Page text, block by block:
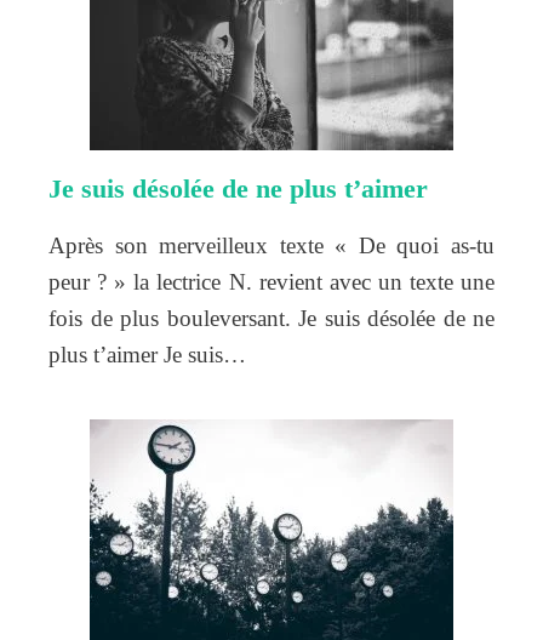
Je suis désolée de ne plus t’aimer
Après son merveilleux texte « De quoi as-tu
peur ? » la lectrice N. revient avec un texte une
fois de plus bouleversant. Je suis désolée de ne
plus t’aimer Je suis…